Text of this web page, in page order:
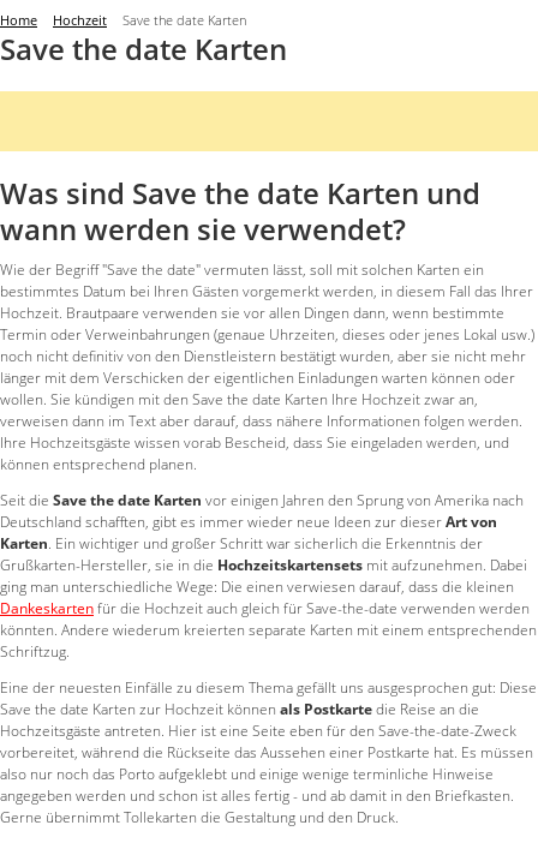
Home Hochzeit Save the date Karten
Save the date Karten
Was sind Save the date Karten und
wann werden sie verwendet?
Wie der Begriff "Save the date" vermuten lässt, soll mit solchen Karten ein
bestimmtes Datum bei Ihren Gästen vorgemerkt werden, in diesem Fall das Ihrer
Hochzeit. Brautpaare verwenden sie vor allen Dingen dann, wenn bestimmte
Termin oder Verweinbahrungen (genaue Uhrzeiten, dieses oder jenes Lokal usw.)
noch nicht definitiv von den Dienstleistern bestätigt wurden, aber sie nicht mehr
länger mit dem Verschicken der eigentlichen Einladungen warten können oder
wollen. Sie kündigen mit den Save the date Karten Ihre Hochzeit zwar an,
verweisen dann im Text aber darauf, dass nähere Informationen folgen werden.
Ihre Hochzeitsgäste wissen vorab Bescheid, dass Sie eingeladen werden, und
können entsprechend planen.
Seit die Save the date Karten vor einigen Jahren den Sprung von Amerika nach
Deutschland schafften, gibt es immer wieder neue Ideen zur dieserArt von
Karten. Ein wichtiger und großer Schritt war sicherlich die Erkenntnis der
Grußkarten-Hersteller, sie in die Hochzeitskartensets mit aufzunehmen. Dabei
ging man unterschiedliche Wege: Die einen verwiesen darauf, dass die kleinen
Dankeskartenfür die Hochzeit auch gleich für Save-the-date verwenden werden
könnten. Andere wiederum kreierten separate Karten mit einem entsprechenden
Schriftzug.
Eine der neuesten Einfälle zu diesem Thema gefällt uns ausgesprochen gut: Diese
Save the date Karten zur Hochzeit können als Postkartedie Reise an die
Hochzeitsgäste antreten. Hier ist eine Seite eben für den Save-the-date-Zweck
vorbereitet, während die Rückseite das Aussehen einer Postkarte hat. Es müssen
also nur noch das Porto aufgeklebt und einige wenige terminliche Hinweise
angegeben werden und schon ist alles fertig - und ab damit in den Briefkasten.
Gerne übernimmt Tollekarten die Gestaltung und den Druck.